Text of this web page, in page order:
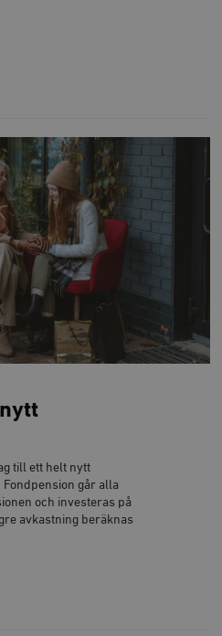
till ett helt nytt
går alla
och investeras på
avkastning beräknas